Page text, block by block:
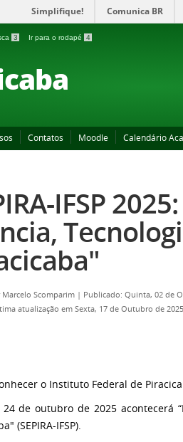
Simplifique! Comunica BR
3 Ir para o rodapé 4
Contatos Moodle Calendário
IFSP
Marcelo Scomparim | Publicado: Quinta, 02 de
atualização em Sexta, 17 de Outubro de
o Instituto Federal de
de outubro de 2025 acontecerá
(SEPIRA-IFSP).